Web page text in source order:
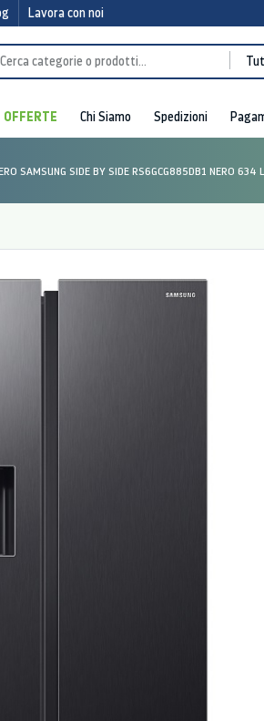
Lavora con noi
OFFERTE Chi Siamo Spedizioni
SAMSUNG SIDE BY SIDE RS6GCG885DB1 NERO